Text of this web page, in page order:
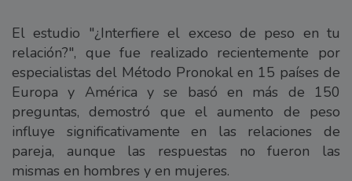
El estudio "¿Interfiere el exceso de peso en tu
relación?", que fue realizado recientemente por
especialistas del Método Pronokal en 15 países de
Europa y América y se basó en más de 150
preguntas, demostró que el aumento de peso
influye significativamente en las relaciones de
pareja, aunque las respuestas no fueron las
mismas en hombres y en mujeres.